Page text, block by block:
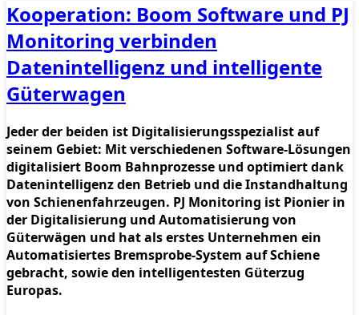
Kooperation: Boom Software und PJ
Monitoring verbinden
Datenintelligenz und intelligente
Güterwagen
Jeder der beiden ist Digitalisierungsspezialist auf
seinem Gebiet: Mit verschiedenen Software-Lösungen
digitalisiert Boom Bahnprozesse und optimiert dank
Datenintelligenz den Betrieb und die Instandhaltung
von Schienenfahrzeugen. PJ Monitoring ist Pionier in
der Digitalisierung und Automatisierung von
Güterwägen und hat als erstes Unternehmen ein
Automatisiertes Bremsprobe-System auf Schiene
gebracht, sowie den intelligentesten Güterzug
Europas.